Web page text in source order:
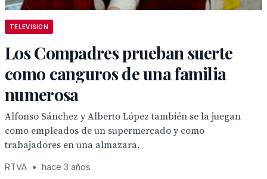
TELEVISION
Los Compadres prueban suerte
como canguros de una familia
numerosa
Alfonso Sánchez y Alberto López también se la juegan
como empleados de un supermercado y como
trabajadores en una almazara.
RTVA • hace 3 años